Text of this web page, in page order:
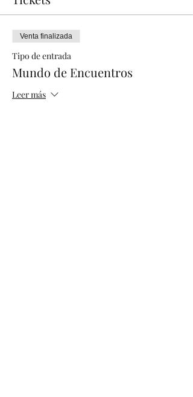
Venta finalizada
Tipo de entrada
Mundo de Encuentros
Leer más